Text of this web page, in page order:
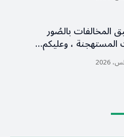
المخالفات بالصُور
المستهجنة ، وعليكم…